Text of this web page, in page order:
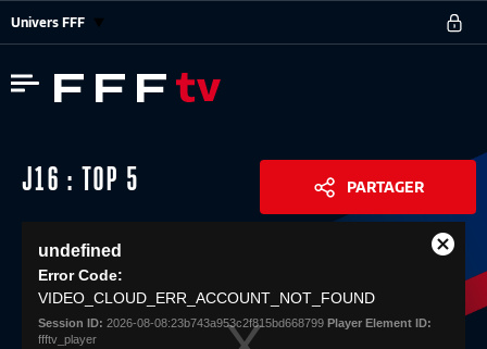
Univers FFF
J16 : TOP 5 PARTAGER
Share
modal
undefined
Error Code:
VIDEO_CLOUD_ERR_ACCOUNT_NOT_FOUND
Session ID: 2026-08-08:23b743a953c2f815bd668799 Player Element ID:
ffftv_player
Close
Modal